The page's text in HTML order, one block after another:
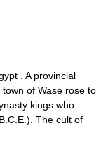
. A provincial
of Wase rose to
kings who
The cult of